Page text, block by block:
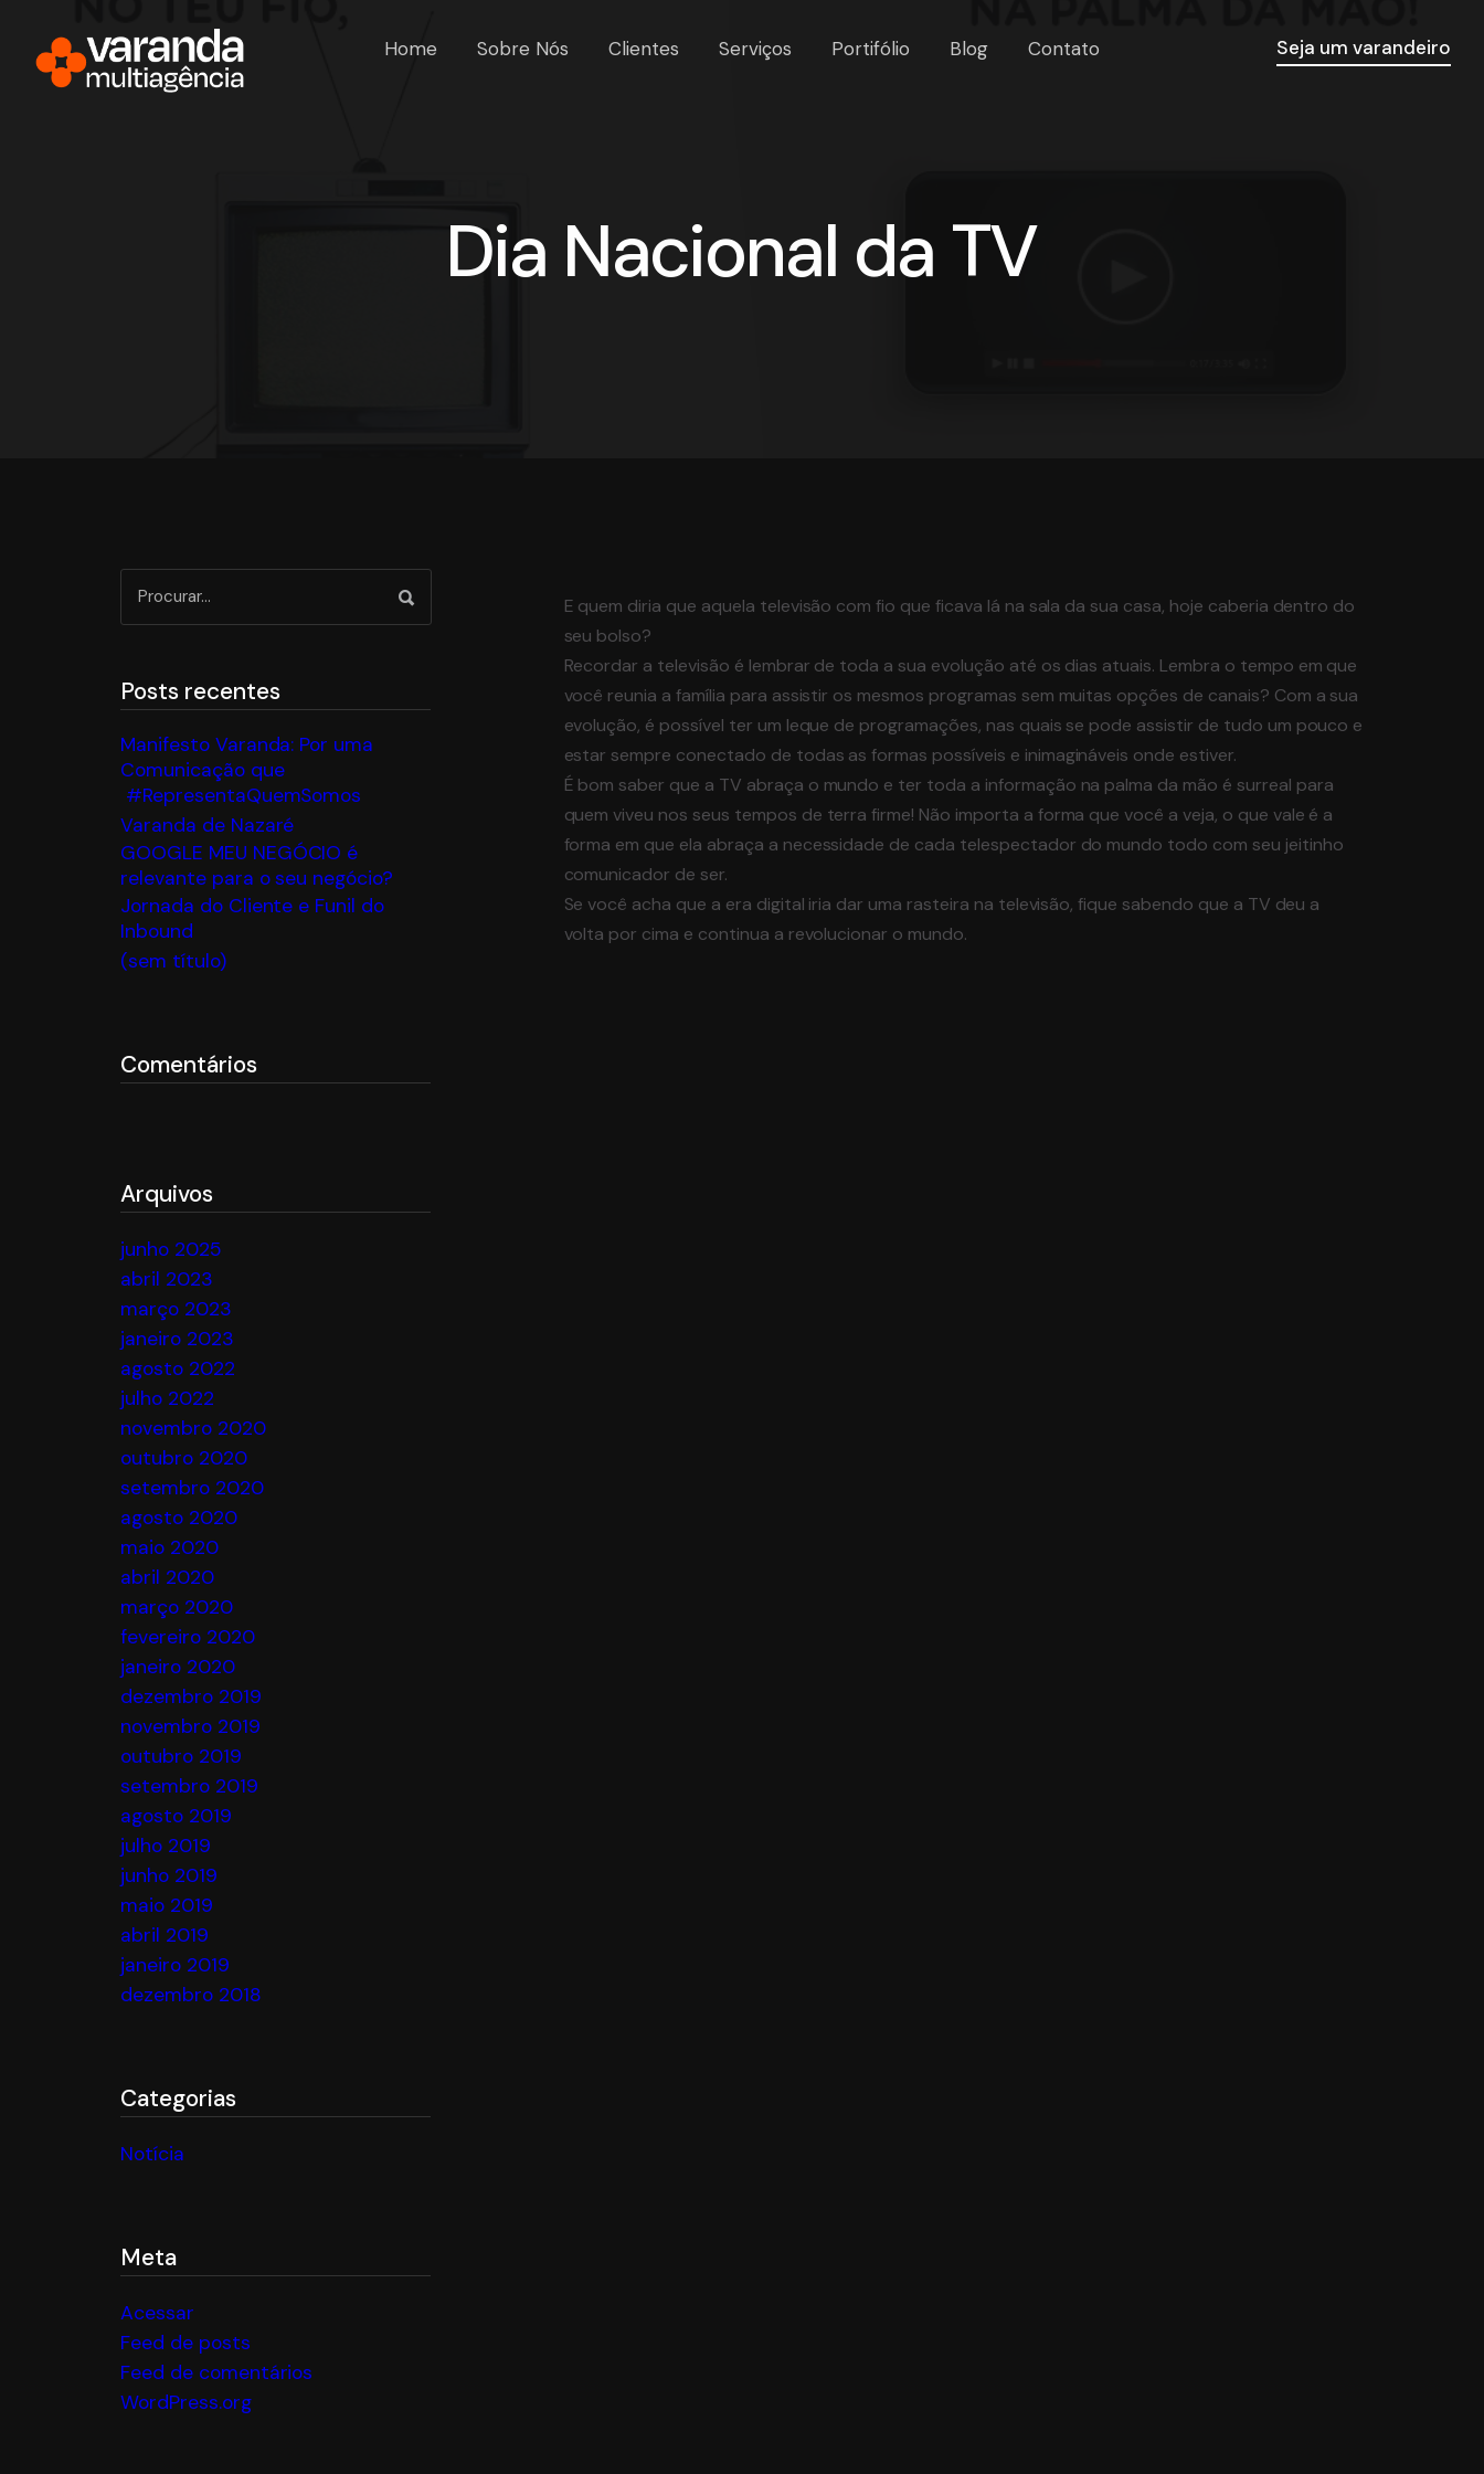
Home Sobre Nós Clientes Serviços Portifólio Blog Contato Seja um varandeiro
Dia Nacional da TV
Posts recentes
Manifesto Varanda: Por uma
Comunicação que
#RepresentaQuemSomos
Varanda de Nazaré
GOOGLE MEU NEGÓCIO é
relevante para o seu negócio?
Jornada do Cliente e Funil do
Inbound
(sem título)
Comentários
Arquivos
junho 2025
abril 2023
março 2023
janeiro 2023
agosto 2022
julho 2022
novembro 2020
outubro 2020
setembro 2020
agosto 2020
maio 2020
abril 2020
março 2020
fevereiro 2020
janeiro 2020
dezembro 2019
novembro 2019
outubro 2019
setembro 2019
agosto 2019
julho 2019
junho 2019
maio 2019
abril 2019
janeiro 2019
dezembro 2018
Categorias
Notícia
Meta
Acessar
Feed de posts
Feed de comentários
WordPress.org
E quem diria que aquela televisão com fio que ficava lá na sala da sua casa, hoje caberia dentro do
seu bolso?
Recordar a televisão é lembrar de toda a sua evolução até os dias atuais. Lembra o tempo em que
você reunia a família para assistir os mesmos programas sem muitas opções de canais? Com a sua
evolução, é possível ter um leque de programações, nas quais se pode assistir de tudo um pouco e
estar sempre conectado de todas as formas possíveis e inimagináveis onde estiver.
É bom saber que a TV abraça o mundo e ter toda a informação na palma da mão é surreal para
quem viveu nos seus tempos de terra firme! Não importa a forma que você a veja, o que vale é a
forma em que ela abraça a necessidade de cada telespectador do mundo todo com seu jeitinho
comunicador de ser.
Se você acha que a era digital iria dar uma rasteira na televisão, fique sabendo que a TV deu a
volta por cima e continua a revolucionar o mundo.